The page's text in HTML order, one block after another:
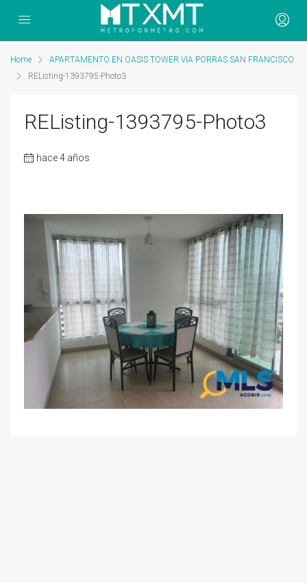
Home
APARTAMENTO EN OASIS TOWER VIA PORRAS SAN FRANCISCO
REListing-1393795-Photo3
REListing-1393795-Photo3
hace 4 años